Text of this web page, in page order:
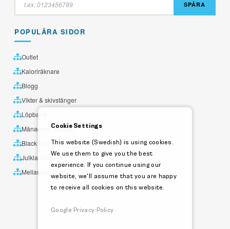
SPÅRA
POPULÄRA SIDOR
Outlet
Kaloriräknare
Blogg
Vikter & skivstänger
Löpband
Månadens utvalda
Black Friday
Julklappstips
Mellandagsrea
Cookie Settings
This website (Swedish) is using cookies.
We use them to give you the best
experience. If you continue using our
website, we'll assume that you are happy
to receive all cookies on this website.
Google Privacy Policy